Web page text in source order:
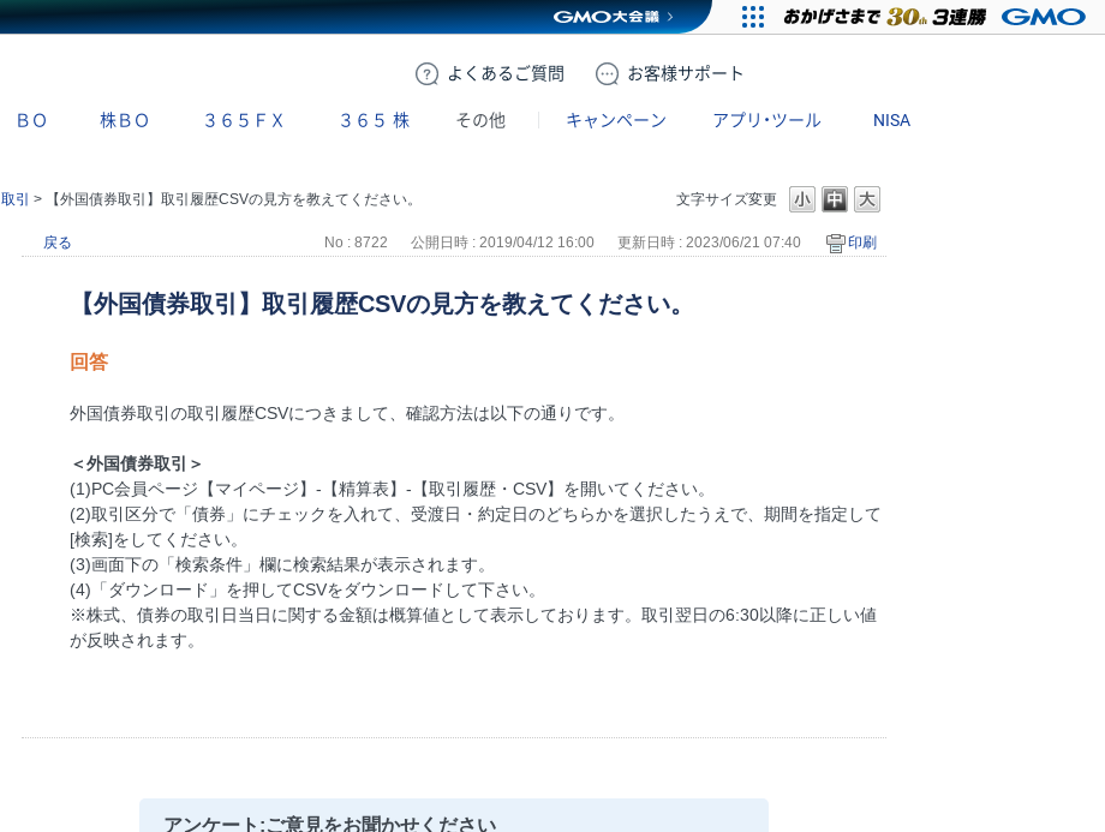
よくある ご質問 お客様サポート
ＢＯ 株ＢＯ ３６５ＦＸ ３６５ 株 その他 キャンペーン アプリ・ツール NISA
文字サイズ変更
取引 > 【外国債券取引】取引履歴CSVの見方を教えてください。
戻る No : 8722 公開日時 : 2019/04/12 16:00 更新日時 : 2023/06/21 07:40 印刷
【外国債券取引】取引履歴CSVの見方を教えてください。
回答
外国債券取引の取引履歴CSVにつきまして、確認方法は以下の通りです。
＜外国債券取引＞
(1)PC会員ページ【マイページ】-【精算表】-【取引履歴・CSV】を開いてください。
(2)取引区分で「債券」にチェックを入れて、受渡日・約定日のどちらかを選択したうえで、期間を指定して
[検索]をしてください。
(3)画面下の「検索条件」欄に検索結果が表示されます。
(4)「ダウンロード」を押してCSVをダウンロードして下さい。
※株式、債券の取引日当日に関する金額は概算値として表示しております。取引翌日の6:30以降に正しい値
が反映されます。
アンケート:ご意見をお聞かせください